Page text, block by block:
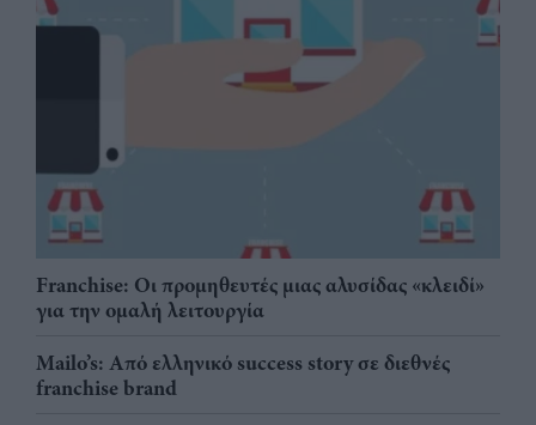
Franchise: Οι προμηθευτές μιας αλυσίδας «κλειδί»
για την ομαλή λειτουργία
Mailo’s: Από ελληνικό success story σε διεθνές
franchise brand